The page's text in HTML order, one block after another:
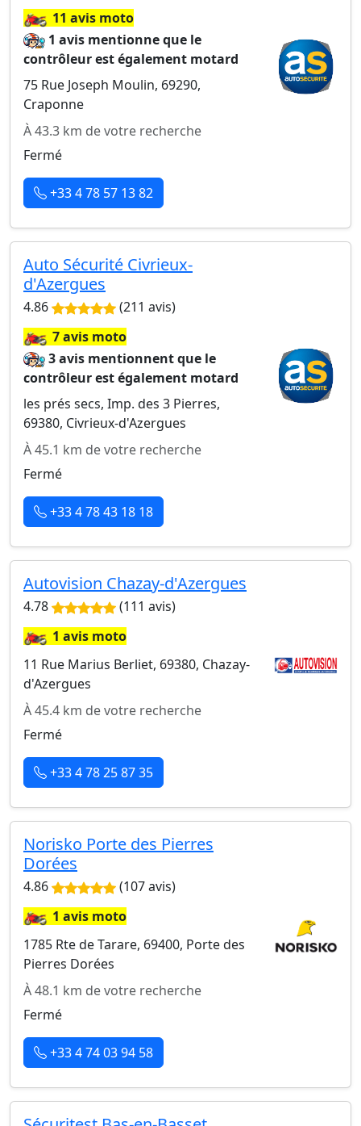
🏍️11 avis moto
1 avis mentionne que le
contrôleur est également motard
75 Rue Joseph Moulin, 69290,
Craponne
À 43.3 km de votre recherche
Fermé
+33 4 78 57 13 82
Auto Sécurité Civrieux-
d'Azergues
4.86 (211 avis)
🏍️7 avis moto
3 avis mentionnent que le
contrôleur est également motard
les prés secs, Imp. des 3 Pierres,
69380, Civrieux-d'Azergues
À 45.1 km de votre recherche
Fermé
+33 4 78 43 18 18
Autovision Chazay-d'Azergues
4.78 (111 avis)
🏍️1 avis moto
11 Rue Marius Berliet, 69380, Chazay-
d'Azergues
À 45.4 km de votre recherche
Fermé
+33 4 78 25 87 35
Norisko Porte des Pierres
Dorées
4.86 (107 avis)
🏍️1 avis moto
1785 Rte de Tarare, 69400, Porte des
Pierres Dorées
À 48.1 km de votre recherche
Fermé
+33 4 74 03 94 58